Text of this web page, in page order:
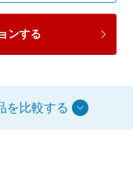
ンする
を比較する